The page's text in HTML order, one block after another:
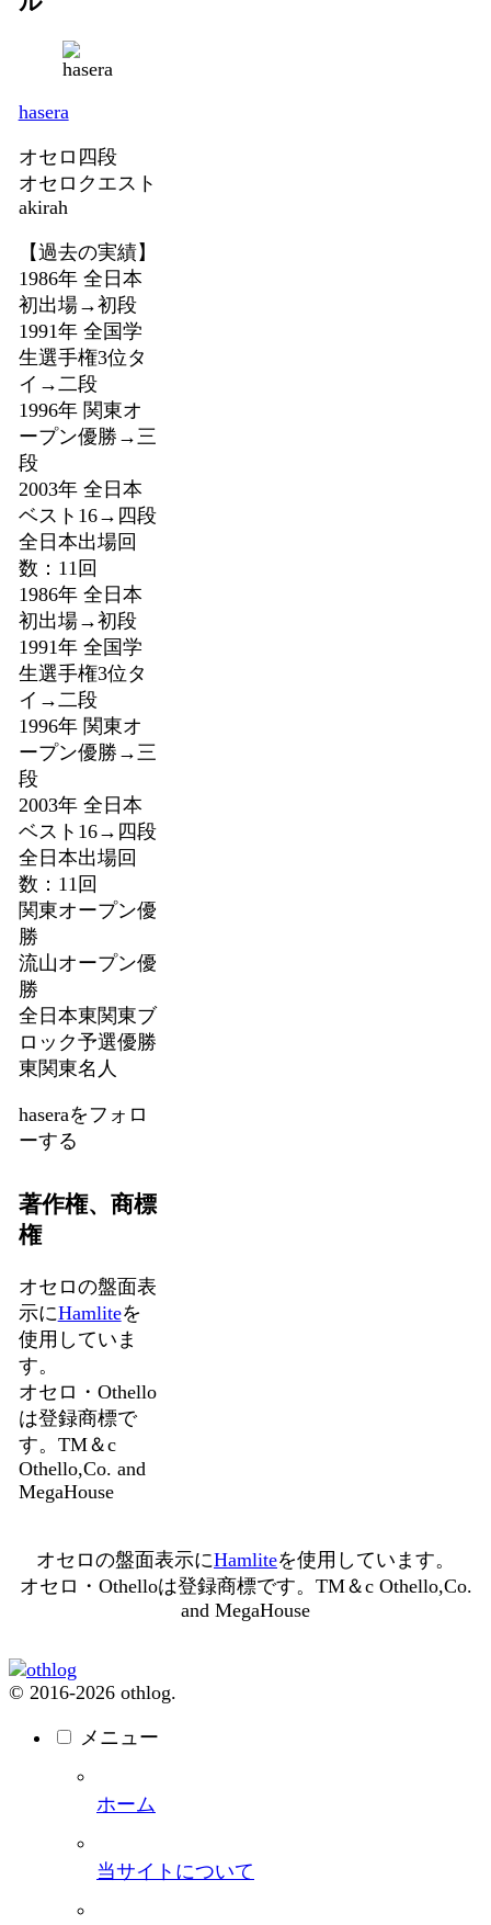
hasera
オセロ四段
オセロクエスト
akirah
【過去の実績】
1986年 全日本
初出場→初段
1991年 全国学
生選手権3位タ
イ→二段
1996年 関東オ
ープン優勝→三
段
2003年 全日本
ベスト16→四段
全日本出場回
数：11回
1986年 全日本
初出場→初段
1991年 全国学
生選手権3位タ
イ→二段
1996年 関東オ
ープン優勝→三
段
2003年 全日本
ベスト16→四段
全日本出場回
数：11回
関東オープン優
勝
流山オープン優
勝
全日本東関東ブ
ロック予選優勝
東関東名人
haseraをフォロ
ーする
著作権、商標
権
オセロの盤面表
示にHamliteを
使用していま
す。
オセロ・Othello
は登録商標で
す。TM＆c
Othello,Co. and
MegaHouse
オセロの盤面表示にHamliteを使用しています。
オセロ・Othelloは登録商標です。TM＆c Othello,Co.
and MegaHouse
© 2016-2026 othlog.
メニュー
ホーム
当サイトについて